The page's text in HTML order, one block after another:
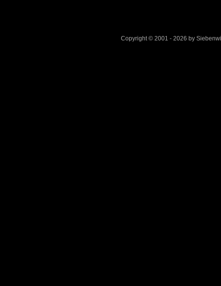
Copyright © 2001 - 2026 by